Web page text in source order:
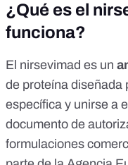
¿Qué es el
funciona?
El nirsevimad es un
de proteína diseñada
específica y unirse a
documento de
formulaciones